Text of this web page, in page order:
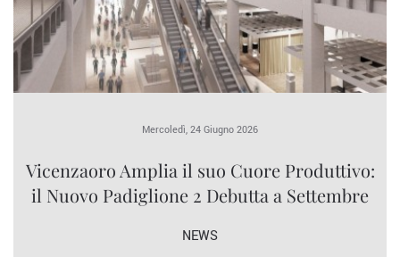
Mercoledì, 24 Giugno 2026
Vicenzaoro Amplia il suo Cuore Produttivo:
il Nuovo Padiglione 2 Debutta a Settembre
NEWS